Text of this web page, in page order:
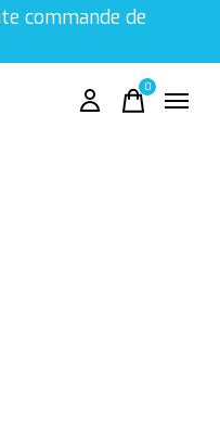
commande de
0items